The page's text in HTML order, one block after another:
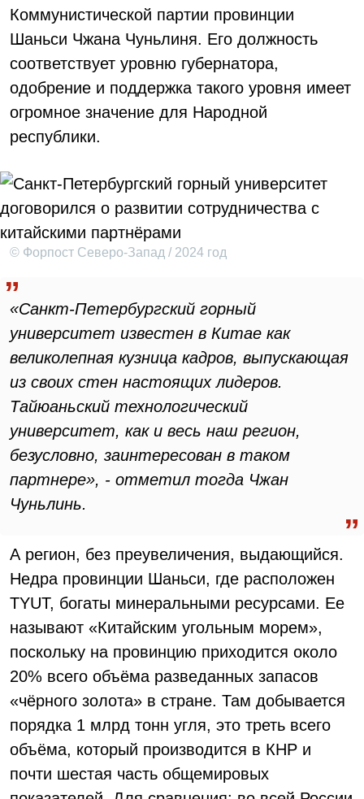
Коммунистической партии провинции
Шаньси Чжана Чуньлиня. Его должность
соответствует уровню губернатора,
одобрение и поддержка такого уровня имеет
огромное значение для Народной
республики.
© Форпост Северо-Запад / 2024 год
«Санкт-Петербургский горный
университет известен в Китае как
великолепная кузница кадров, выпускающая
из своих стен настоящих лидеров.
Тайюаньский технологический
университет, как и весь наш регион,
безусловно, заинтересован в таком
партнере», - отметил тогда Чжан
Чуньлинь.
А регион, без преувеличения, выдающийся.
Недра провинции Шаньси, где расположен
TYUT, богаты минеральными ресурсами. Ее
называют «Китайским угольным морем»,
поскольку на провинцию приходится около
20% всего объёма разведанных запасов
«чёрного золота» в стране. Там добывается
порядка 1 млрд тонн угля, это треть всего
объёма, который производится в КНР и
почти шестая часть общемировых